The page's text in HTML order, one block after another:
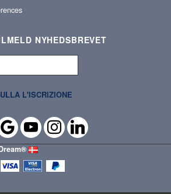
NYHEDSBREVET
L'ISCRIZIONE